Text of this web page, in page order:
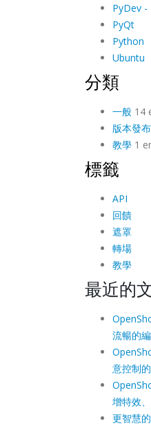
PyDev -
PyQt
Python
Ubuntu
分類
一般14
版本發布
教學1
標籤
API
回饋
遮罩
轉場
教學
最近的
流暢的
意控制
增特效
更智慧